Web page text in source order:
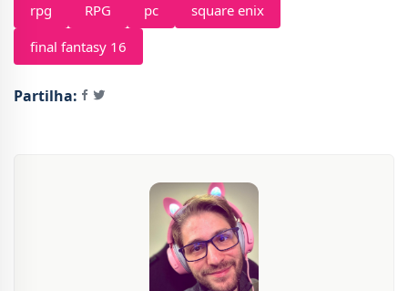
rpg RPG pc
square enix
final fantasy 16
Partilha: